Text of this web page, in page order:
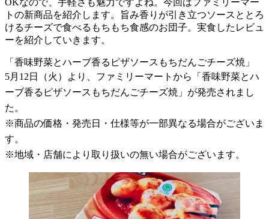
トの新商品を紹介します。旨み香りが引き立つソースととろ
けるチーズで食べるもちもち食感のお団子。実食したレビュ
ーを紹介していきます。
「香味野菜とハーブ香るピザソースもちだんごチーズ焼」
5月12日（火）より、ファミリーマートから「香味野菜とハ
ーブ香るピザソースもちだんごチーズ焼」が発売されまし
た。
※商品の価格・発売日・仕様等が一部異なる場合がございま
す。
※地域・店舗により取り扱いの無い場合がございます。